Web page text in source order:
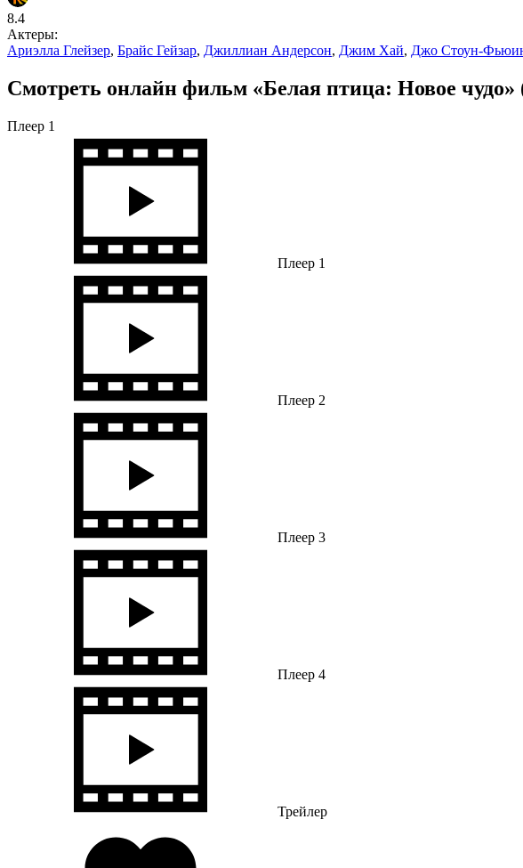
8.4
Актеры:
Ариэлла Глейзер, Брайс Гейзар, Джиллиан Андерсон, Джим Хай, Джо Стоун-
Смотреть онлайн фильм «Белая птица: Новое чудо»
Плеер 1
Плеер 1
Плеер 2
Плеер 3
Плеер 4
Трейлер